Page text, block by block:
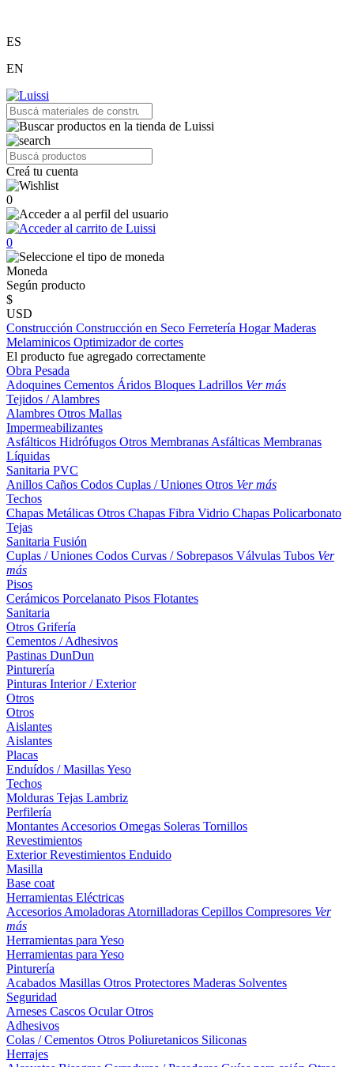
ES
EN
Creá tu cuenta
0
0
Moneda
Según producto
$
USD
Construcción Construcción en Seco Ferretería HogarMaderas
Melaminicos Optimizador de cortes
El producto fue agregado correctamente
Obra Pesada
Adoquines Cementos Áridos Bloques Ladrillos Ver más
Tejidos / Alambres
Alambres Otros Mallas
Impermeabilizantes
Asfálticos Hidrófugos Otros Membranas Asfálticas Membranas
Líquidas
Sanitaria PVC
Anillos Caños Codos Cuplas / Uniones Otros Ver más
Techos
Chapas Metálicas Otros Chapas Fibra Vidrio Chapas Policarbonato
Tejas
Sanitaria Fusión
Cuplas / Uniones Codos Curvas / Sobrepasos Válvulas Tubos Ver
más
Pisos
Cerámicos Porcelanato Pisos Flotantes
Sanitaria
Otros Grifería
Cementos / Adhesivos
Pastinas DunDun
Pinturería
Pinturas Interior / Exterior
Otros
Otros
Aislantes
Aislantes
Placas
Enduídos / MasillasYeso
Techos
Molduras Tejas Lambriz
Perfilería
Montantes Accesorios Omegas Soleras Tornillos
Revestimientos
ExteriorRevestimientos Enduido
Masilla
Base coat
Herramientas Eléctricas
Accesorios Amoladoras Atornilladoras Cepillos Compresores Ver
más
Herramientas para Yeso
Herramientas para Yeso
Pinturería
Acabados Masillas Otros Protectores Maderas Solventes
Seguridad
Arneses Cascos OcularOtros
Adhesivos
Colas / Cementos Otros Poliuretanicos Siliconas
Herrajes